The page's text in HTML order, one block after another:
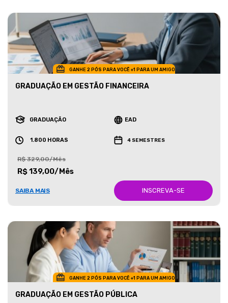
GANHE 2 PÓS PARA VOCÊ +1 PARA UM AMIGO
GRADUAÇÃO EM GESTÃO FINANCEIRA
GRADUAÇÃO EAD
1.800 HORAS 4 SEMESTRES
R$ 329,00/Mês
R$ 139,00/Mês
SAIBA MAIS INSCREVA-SE
GANHE 2 PÓS PARA VOCÊ +1 PARA UM AMIGO
GRADUAÇÃO EM GESTÃO PÚBLICA